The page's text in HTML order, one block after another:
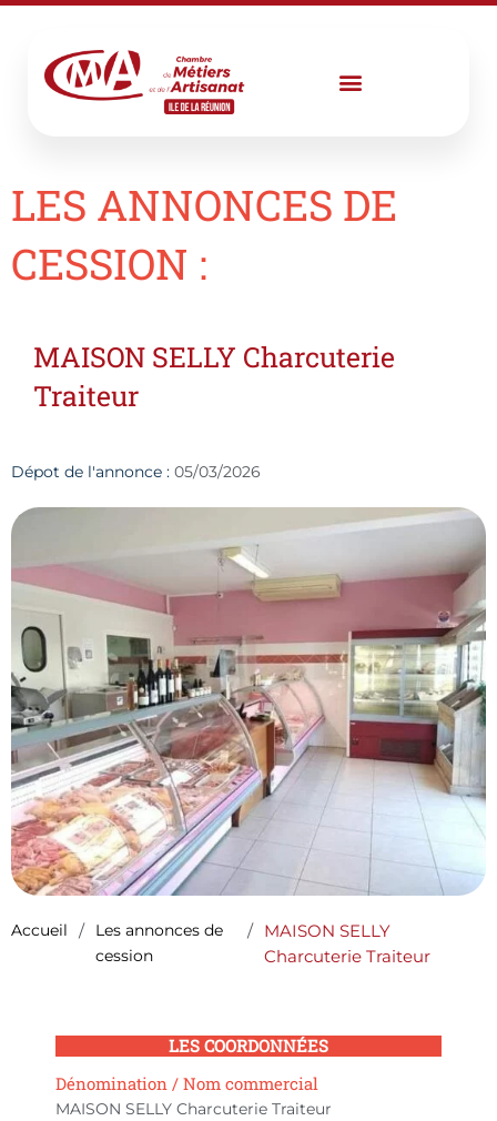
Aller
contenu
LES ANNONCES DE
CESSION :
MAISON SELLY Charcuterie
Traiteur
Dépot de l'annonce : 05/03/2026
Accueil /
Les annonces de
cession
/ MAISON SELLY
Charcuterie Traiteur
LES COORDONNÉES
Dénomination / Nom commercial
MAISON SELLY Charcuterie Traiteur